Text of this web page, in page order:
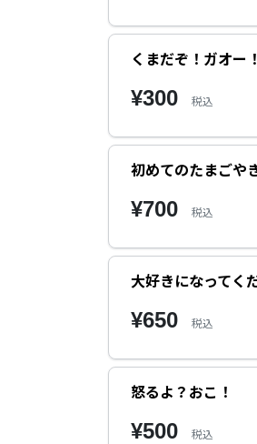
くまだぞ！ガオー
¥300 税込
初めてのたまごや
¥700 税込
大好きになってく
¥650 税込
怒るよ？おこ！
¥500 税込